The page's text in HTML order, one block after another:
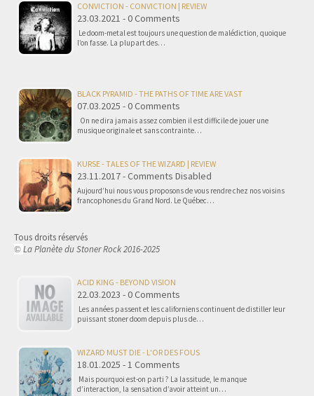
CONVICTION - CONVICTION | REVIEW
23.03.2021 - 0 Comments
Le doom-metal est toujours une question de malédiction, quoique
l’on fasse. La plupart des…
BLACK PYRAMID - THE PATHS OF TIME ARE VAST
07.03.2025 - 0 Comments
On ne dira jamais assez combien il est difficile de jouer une
musique originale et sans contrainte…
KURSE - TALES OF THE WIZARD | REVIEW
23.11.2017 - Comments Disabled
Aujourd’hui nous vous proposons de vous rendre chez nos voisins
francophones du Grand Nord. Le Québec…
Tous droits réservés
© La Planète du Stoner Rock 2016-2025
ACID KING - BEYOND VISION
22.03.2023 - 0 Comments
Les années passent et les californiens continuent de distiller leur
puissant stoner doom depuis plus de…
WIZARD MUST DIE - L'OR DES FOUS
18.01.2025 - 1 Comments
Mais pourquoi est-on parti ? La lassitude, le manque
d’interaction, la sensation d’avoir atteint un…